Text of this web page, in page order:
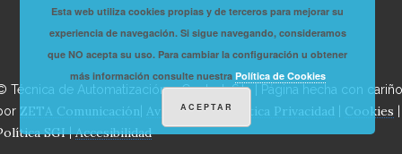
Técnica de Automatización y Control, S.L. | Página hecha con cariño
ZETA Comunicación Aviso Legal|Política Privacidad Cookies
SGI|Accesibilidad
Esta web utiliza cookies propias y de terceros para mejorar su
experiencia de navegación. Si sigue navegando, consideramos
que NO acepta su uso. Para cambiar la configuración u obtener
más información consulte nuestra Política de Cookies
ACEPTAR